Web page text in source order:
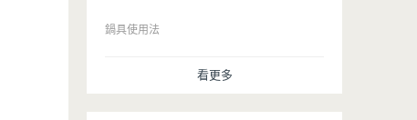
的問題後，就深受普羅大眾的喜愛，而鍋
金鑽不沾系列的鍋具，更年年穩居銷售排
鍋具使用法
看更多